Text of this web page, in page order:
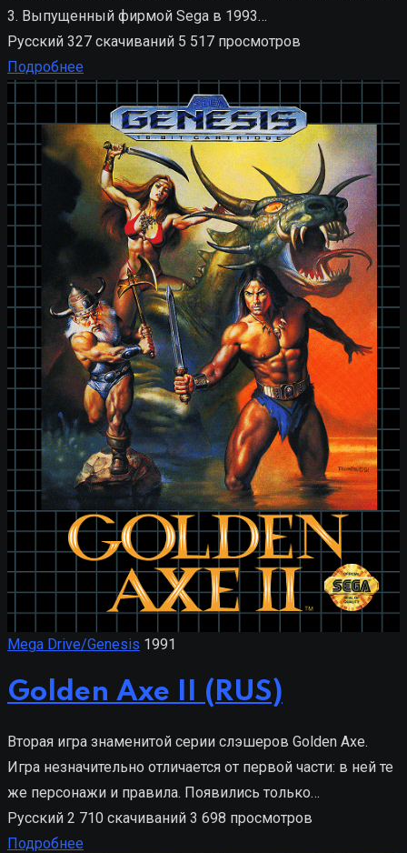
3. Выпущенный фирмой Sega в 1993…
Русский 327 скачиваний 5 517 просмотров
Подробнее
Mega Drive/Genesis 1991
Golden Axe II (RUS)
Вторая игра знаменитой серии слэшеров Golden Axe.
Игра незначительно отличается от первой части: в ней те
же персонажи и правила. Появились только…
Русский 2 710 скачиваний 3 698 просмотров
Подробнее